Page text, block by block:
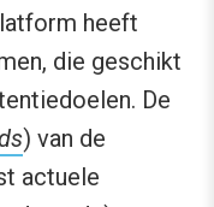
heeft
die geschikt
De
) van de
actuele